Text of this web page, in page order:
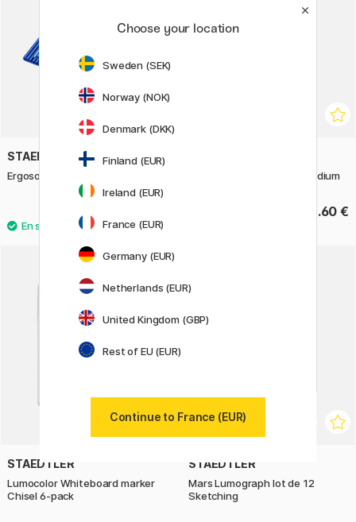
STAEDTLER
Ergosoft lot de 24 Lumocolor Whiteboard Medium
2.60 €
STAEDTLER
Lumocolor Whiteboard marker
Chisel 6-pack
STAEDTLER
Mars Lumograph lot de 12
Sketching
Choose your location
Sweden (SEK)
Norway (NOK)
Denmark (DKK)
Finland (EUR)
Ireland (EUR)
France (EUR)
Germany (EUR)
Netherlands (EUR)
United Kingdom (GBP)
Rest of EU (EUR)
Continue to France (EUR)